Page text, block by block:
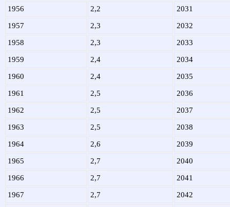
1956 2,2 2031
1957 2,3 2032
1958 2,3 2033
1959 2,4 2034
1960 2,4 2035
1961 2,5 2036
1962 2,5 2037
1963 2,5 2038
1964 2,6 2039
1965 2,7 2040
1966 2,7 2041
1967 2,7 2042